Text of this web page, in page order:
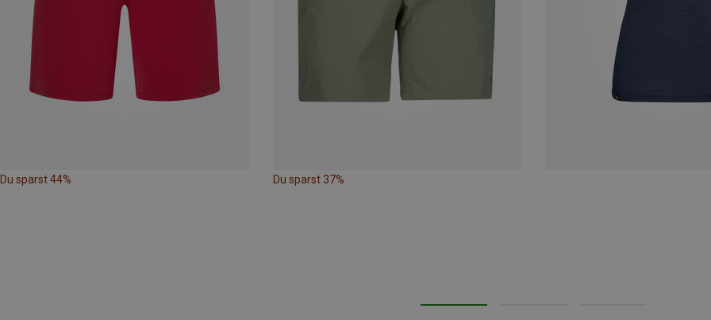
Du sparst 44% Du sparst 37%